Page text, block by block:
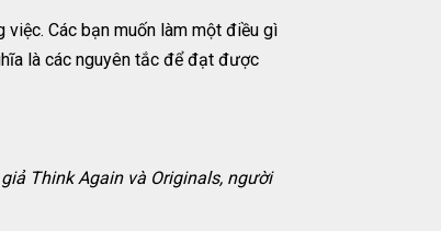
Các bạn muốn làm một điều gì
là các nguyên tắc để đạt được
Think Again và Originals, người